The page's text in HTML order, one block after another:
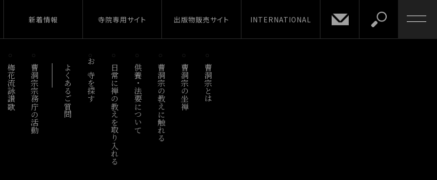
新着情報 寺院専用サイト 出版物販売サイト INTERNATIONAL
梅花流詠讃歌 曹洞宗宗務庁の活動 よくあるご質問 お寺を探す 日常に禅の教えを取り入れる 供養・法要について 曹洞宗の教えに触れる 曹洞宗の坐禅 曹洞宗とは